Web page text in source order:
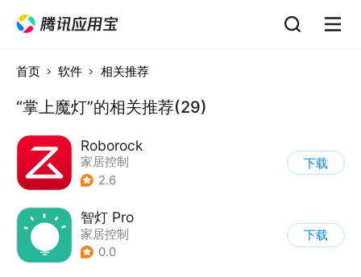
首页 软件 相关推荐
“掌上魔灯”的相关推荐(29)
Roborock
家居控制
2.6
下载
智灯 Pro
家居控制
0.0
下载